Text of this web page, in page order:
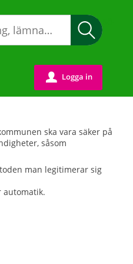
u Logga in
ska vara säker på
såsom
man legitimerar sig
automatik.